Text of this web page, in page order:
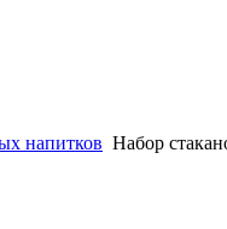
напитков Набор